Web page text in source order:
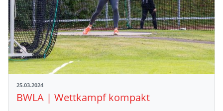
25.03.2024
BWLA | Wettkampf kompakt